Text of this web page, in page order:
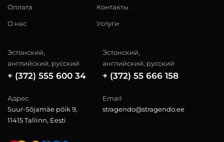
Оплата
О нас
Контакты
Услуги
Эстонский,
английский, русский
+ (372) 555 600 34
Эстонский,
английский, русский
+ (372) 55 666 158
Адрес
Suur-Sõjamäe põik 9,
11415 Tallinn, Eesti
Email
stragendo@stragendo.ee